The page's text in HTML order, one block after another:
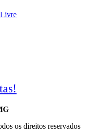
os direitos reservados